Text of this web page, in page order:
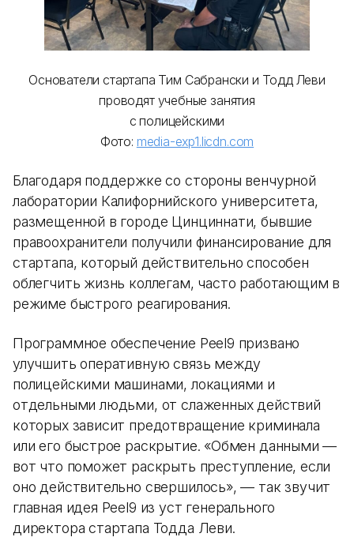
Основатели стартапа Тим Сабрански и Тодд Леви
проводят учебные занятия
с полицейскими
Фото: media-exp1.licdn.com
Благодаря поддержке со стороны венчурной
лаборатории Калифорнийского университета,
размещенной в городе Цинциннати, бывшие
правоохранители получили финансирование для
стартапа, который действительно способен
облегчить жизнь коллегам, часто работающим в
режиме быстрого реагирования.
Программное обеспечение Peel9 призвано
улучшить оперативную связь между
полицейскими машинами, локациями и
отдельными людьми, от слаженных действий
которых зависит предотвращение криминала
или его быстрое раскрытие. «Обмен данными —
вот что поможет раскрыть преступление, если
оно действительно свершилось», — так звучит
главная идея Peel9 из уст генерального
директора стартапа Тодда Леви.